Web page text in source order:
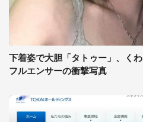
下着姿で大胆「タトゥー」、く
フルエンサーの衝撃写真